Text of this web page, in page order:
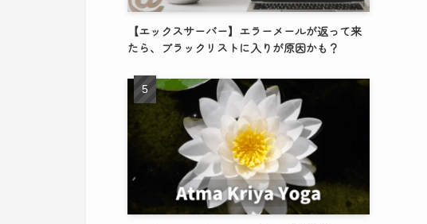
【エックスサーバー】エラーメールが返って来
たら、ブラックリストに入りが原因かも？